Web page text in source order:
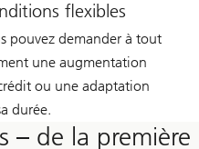
flexibles
pouvez demander à tout
une augmentation
ou une adaptation
durée.
– de la première